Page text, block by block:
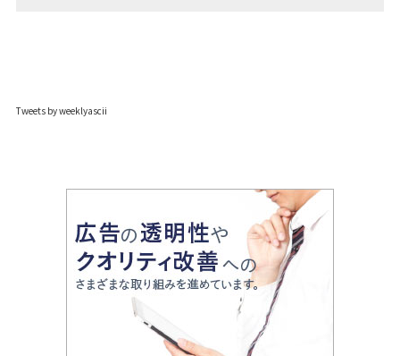
Tweets by weeklyascii